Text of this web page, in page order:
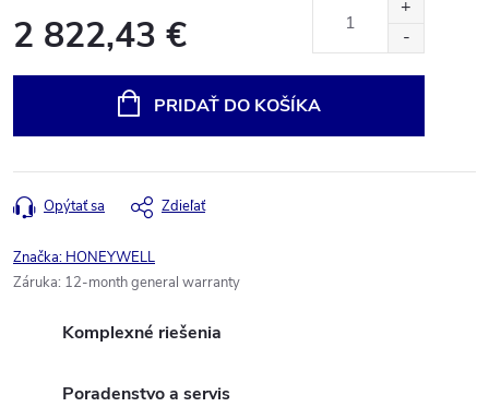
2 822,43 €
PRIDAŤ DO KOŠÍKA
Opýtať sa Zdieľať
Značka: HONEYWELL
Záruka: 12-month general warranty
Komplexné riešenia
Poradenstvo a servis